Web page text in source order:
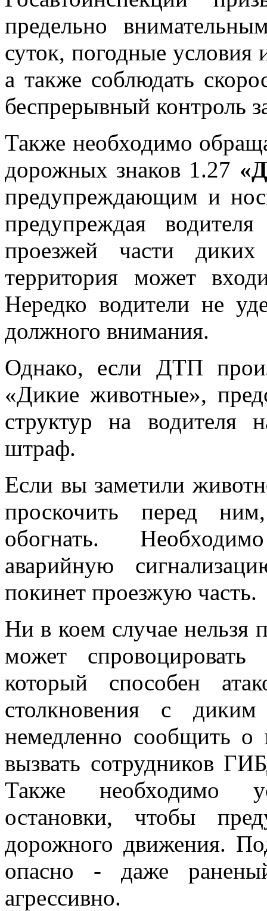
предельно
суток, погодные условия
а также соблюдать
беспрерывный контроль
Также необходимо
дорожных знаков 1.27
предупреждающим и
предупреждая
проезжей части
территория может
Нередко водители не
должного внимания.
Однако, если ДТП
«Дикие животные»,
структур на водителя
штраф.
Если вы заметили
проскочить перед
обогнать.
аварийную
покинет проезжую часть.
Ни в коем случае нельзя
может
который способен
столкновения с
немедленно сообщить
вызвать сотрудников
Также необходимо
остановки, чтобы
дорожного движения.
опасно - даже
агрессивно.